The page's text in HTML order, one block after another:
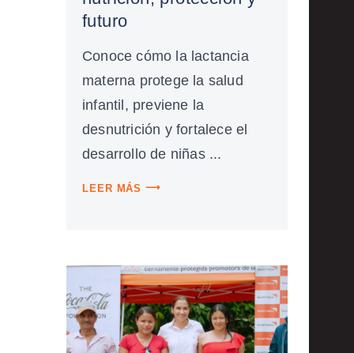
futuro
Conoce cómo la lactancia
materna protege la salud
infantil, previene la
desnutrición y fortalece el
desarrollo de niñas ...
LEER MÁS